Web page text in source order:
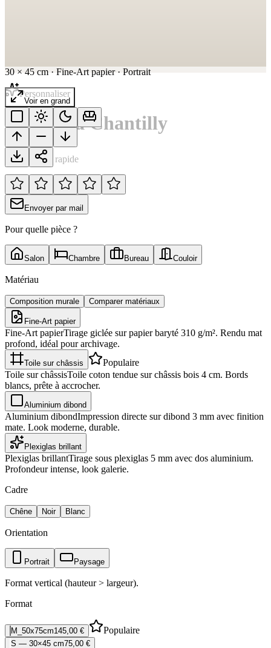
30 × 45 cm · Fine-Art papier· Portrait
Voir en grand
Personnaliser
Victoire à Chantilly
Notation rapide
Envoyer par mail
Pour quelle pièce ?
Salon Chambre Bureau Couloir
Matériau
Composition murale Comparer matériaux
Fine-Art papier
Fine-Art papierTirage giclée sur papier baryté 310 g/m². Rendu mat
profond, idéal pour archivage.
Toile sur châssis
Populaire
Toile sur châssisToile coton tendue sur châssis bois 4 cm. Bords
blancs, prête à accrocher.
Aluminium dibond
Aluminium dibondImpression directe sur dibond 3 mm avec finition
mate. Look moderne, durable.
Plexiglas brillant
Plexiglas brillantTirage sous plexiglas 5 mm avec dos aluminium.
Profondeur intense, look galerie.
Cadre
Chêne Noir Blanc
Orientation
Portrait Paysage
Format vertical (hauteur > largeur).
Format
M_50x75cm145,00 € Populaire
S — 30×45 cm75,00 €